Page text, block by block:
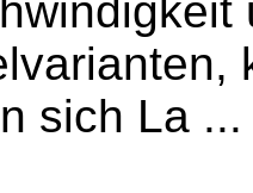
sich La ...